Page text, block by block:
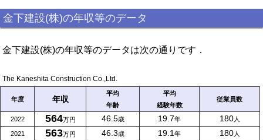
金下建設(株)の年収等のデータ
金下建設(株)の年収等のデータは次の通りです．
The Kaneshita Construction Co.,Ltd.
年度 年収
平均
年齢
平均
経験年数
従業員数
2022 564万円 46.5歳 19.7年 180人
2021 563万円 46.3歳 19.1 年 180人